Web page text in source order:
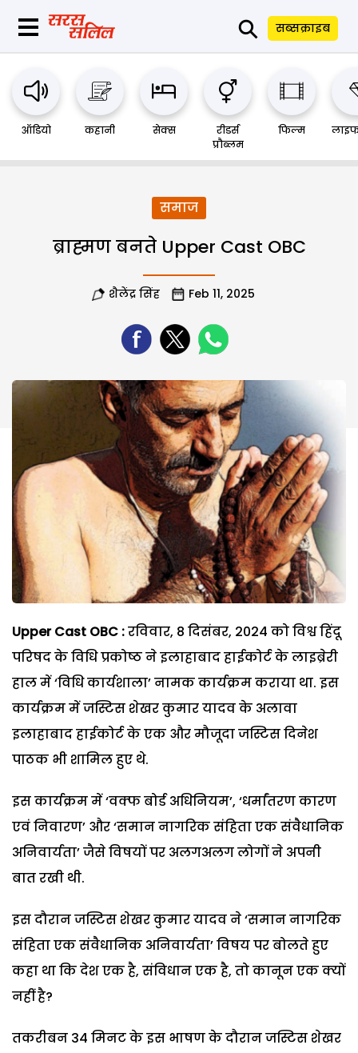
⚲ सब्सक्राइब
ऑडियो कहानी सेक्स
रीडर्स
प्रौब्लम
फिल्म
समाज
ब्राह्मण बनते Upper Cast OBC
शैलेंद्र सिंह Feb 11, 2025
Upper Cast OBC :रविवार, 8 दिसंबर, 2024 को विश्व हिंदू
परिषद के विधि प्रकोष्ठ ने इलाहाबाद हाईकोर्ट के लाइब्रेरी
हाल में ‘विधि कार्यशाला’ नामक कार्यक्रम कराया था. इस
कार्यक्रम में जस्टिस शेखर कुमार यादव के अलावा
इलाहाबाद हाईकोर्ट के एक और मौजूदा जस्टिस दिनेश
पाठक भी शामिल हुए थे.
इस कार्यक्रम में ‘वक्फ बोर्ड अधिनियम’, ‘धर्मांतरण कारण
एवं निवारण’ और ‘समान नागरिक संहिता एक संवैधानिक
अनिवार्यता’ जैसे विषयों पर अलगअलग लोगों ने अपनी
बात रखी थी.
इस दौरान जस्टिस शेखर कुमार यादव ने ‘समान नागरिक
संहिता एक संवैधानिक अनिवार्यता’ विषय पर बोलते हुए
कहा था कि देश एक है, संविधान एक है, तो कानून एक क्यों
नहीं है?
तकरीबन 34 मिनट के इस भाषण के दौरान जस्टिस शेखर